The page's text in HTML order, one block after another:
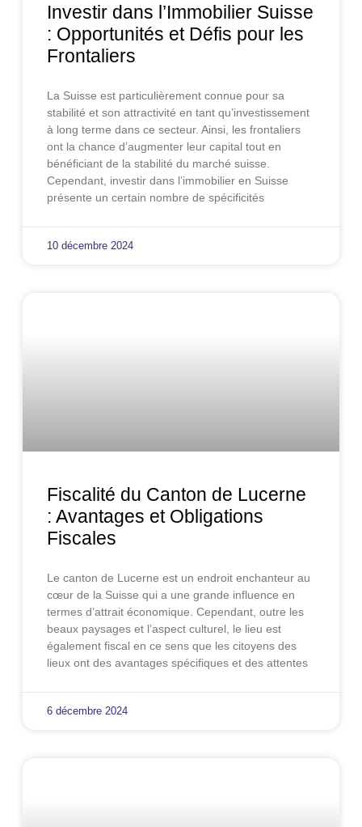
Investir dans l’Immobilier Suisse
: Opportunités et Défis pour les
Frontaliers
La Suisse est particulièrement connue pour sa
stabilité et son attractivité en tant qu’investissement
à long terme dans ce secteur. Ainsi, les frontaliers
ont la chance d’augmenter leur capital tout en
bénéficiant de la stabilité du marché suisse.
Cependant, investir dans l’immobilier en Suisse
présente un certain nombre de spécificités
10 décembre 2024
Fiscalité du Canton de Lucerne
: Avantages et Obligations
Fiscales
Le canton de Lucerne est un endroit enchanteur au
cœur de la Suisse qui a une grande influence en
termes d’attrait économique. Cependant, outre les
beaux paysages et l’aspect culturel, le lieu est
également fiscal en ce sens que les citoyens des
lieux ont des avantages spécifiques et des attentes
6 décembre 2024